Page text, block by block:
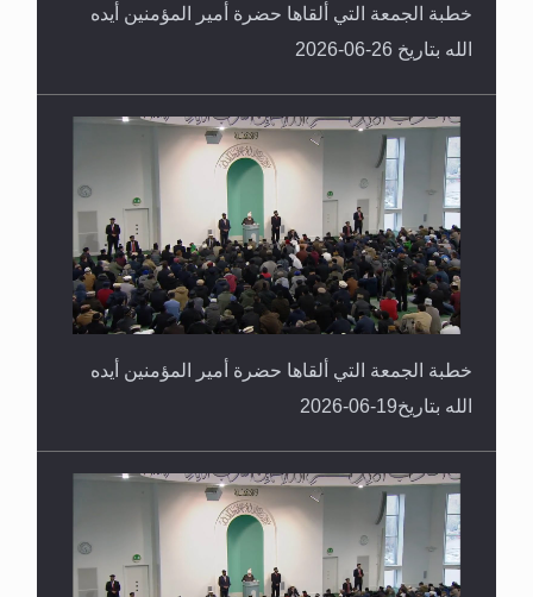
خطبة الجمعة التي ألقاها حضرة أمير المؤمنين أيده
الله بتاريخ 26-06-2026
خطبة الجمعة التي ألقاها حضرة أمير المؤمنين أيده
الله بتاريخ19-06-2026